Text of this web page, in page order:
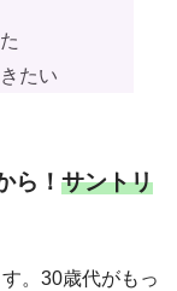
たい
ら！ サントリ
。30歳代がもっ